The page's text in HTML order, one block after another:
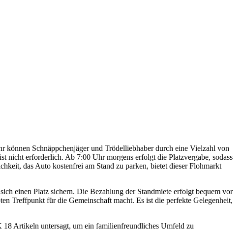
Schnäppchenjäger und Trödelliebhaber durch eine Vielzahl von
nicht erforderlich. Ab 7:00 Uhr morgens erfolgt die Platzvergabe, sodass
das Auto kostenfrei am Stand zu parken, bietet dieser Flohmarkt
einen Platz sichern. Die Bezahlung der Standmiete erfolgt bequem vor
Treffpunkt für die Gemeinschaft macht. Es ist die perfekte Gelegenheit,
Artikeln untersagt, um ein familienfreundliches Umfeld zu